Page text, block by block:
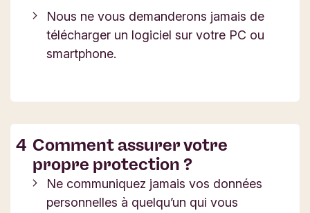
Nous ne vous demanderons jamais de
télécharger un logiciel sur votre PC ou
smartphone.
Comment assurer votre
propre protection ?
Ne communiquez jamais vos données
personnelles à quelqu’un qui vous